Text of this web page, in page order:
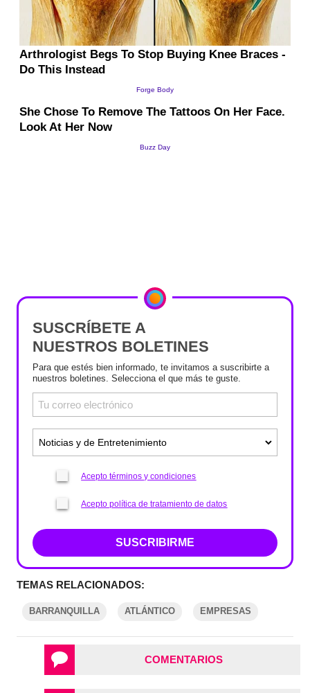
SUSCRÍBETE A
NUESTROS BOLETINES
Para que estés bien informado, te invitamos a suscribirte a
nuestros boletines. Selecciona el que más te guste.
Acepto términos y condiciones
Acepto política de tratamiento de datos
SUSCRIBIRME
TEMAS RELACIONADOS:
BARRANQUILLA ATLÁNTICO EMPRESAS
COMENTARIOS